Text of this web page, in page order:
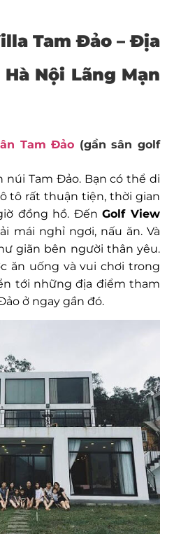
Tam Đảo –Địa
Nội Lãng Mạn
Tam Đảo (gần sân golf
núi Tam Đảo. Bạn có thể di
tô rất thuận tiện, thời gian
đồng hồ. ĐếnGolf View
mái nghỉ ngơi, nấu ăn. Và
giãn bên người thân yêu.
ăn uống và vui chơi trong
tới những địa điểm tham
ở ngay gần đó.